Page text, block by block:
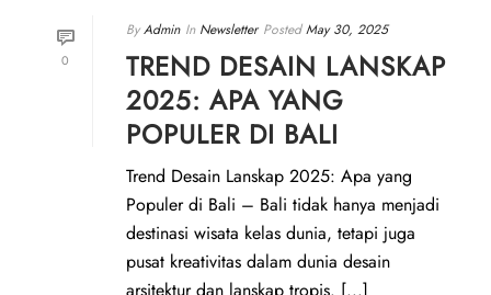
0
By Admin In Newsletter Posted May 30, 2025
TREND DESAIN LANSKAP
2025: APA YANG
POPULER DI BALI
Trend Desain Lanskap 2025: Apa yang
Populer di Bali – Bali tidak hanya menjadi
destinasi wisata kelas dunia, tetapi juga
pusat kreativitas dalam dunia desain
arsitektur dan lanskap tropis. [...]